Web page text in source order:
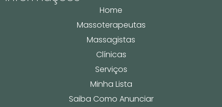
Home
Massoterapeutas
Massagistas
Clínicas
Serviços
Minha Lista
Saiba Como Anunciar